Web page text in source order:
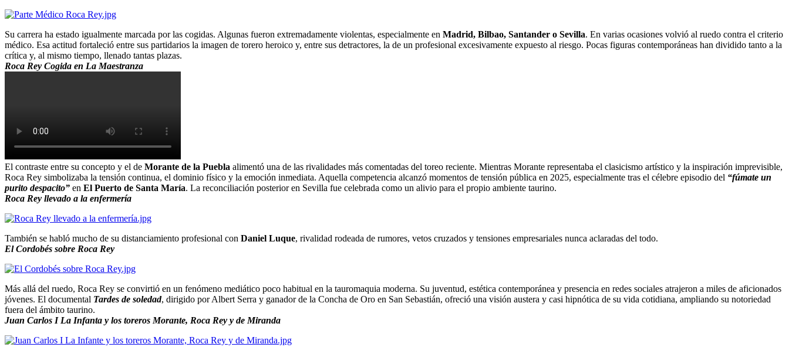
Su carrera ha estado igualmente marcada por las cogidas. Algunas fueron extremadamente violentas, especialmente en Madrid, Bilbao, Santander o Sevilla. En varias ocasiones volvió al ruedo contra el criterio
médico. Esa actitud fortaleció entre sus partidarios la imagen de torero heroico y, entre sus detractores, la de un profesional excesivamente expuesto al riesgo. Pocas figuras contemporáneas han dividido tanto a la
crítica y, al mismo tiempo, llenado tantas plazas.
Roca Rey Cogida en La Maestranza
El contraste entre su concepto y el de Morante de la Puebla alimentó una de las rivalidades más comentadas del toreo reciente. Mientras Morante representaba el clasicismo artístico y la inspiración imprevisible,
Roca Rey simbolizaba la tensión continua, el dominio físico y la emoción inmediata. Aquella competencia alcanzó momentos de tensión pública en 2025, especialmente tras el célebre episodio del “fúmate un
purito despacito” en El Puerto de Santa María. La reconciliación posterior en Sevilla fue celebrada como un alivio para el propio ambiente taurino.
Roca Rey llevado a la enfermería
También se habló mucho de su distanciamiento profesional con Daniel Luque, rivalidad rodeada de rumores, vetos cruzados y tensiones empresariales nunca aclaradas del todo.
El Cordobés sobre Roca Rey
Más allá del ruedo, Roca Rey se convirtió en un fenómeno mediático poco habitual en la tauromaquia moderna. Su juventud, estética contemporánea y presencia en redes sociales atrajeron a miles de aficionados
jóvenes. El documental Tardes de soledad, dirigido por Albert Serra y ganador de la Concha de Oro en San Sebastián, ofreció una visión austera y casi hipnótica de su vida cotidiana, ampliando su notoriedad
fuera del ámbito taurino.
Juan Carlos I La Infanta y los toreros Morante, Roca Rey y de Miranda